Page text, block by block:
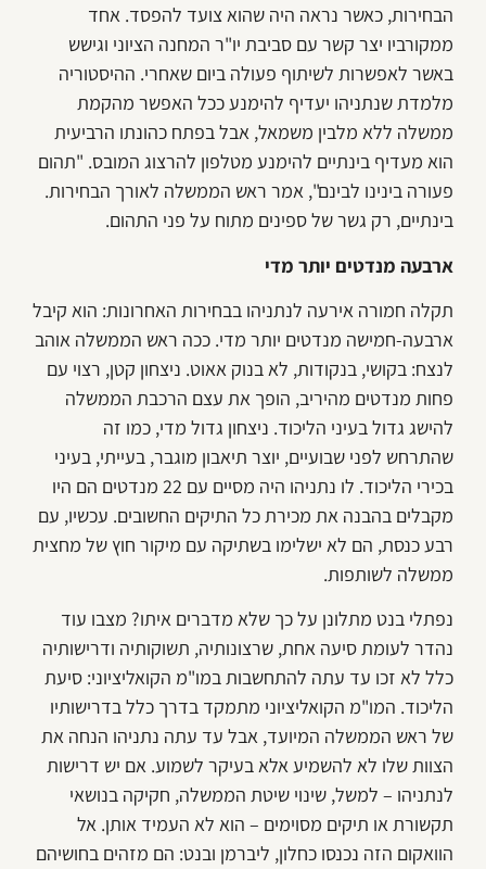
הבחירות, כאשר נראה היה שהוא צועד להפסד. אחד
ממקורביו יצר קשר עם סביבת יו"ר המחנה הציוני וגישש
באשר לאפשרות לשיתוף פעולה ביום שאחרי. ההיסטוריה
מלמדת שנתניהו יעדיף להימנע ככל האפשר מהקמת
ממשלה ללא מלבין משמאל, אבל בפתח כהונתו הרביעית
הוא מעדיף בינתיים להימנע מטלפון להרצוג המובס. "תהום
פעורה בינינו לבינם", אמר ראש הממשלה לאורך הבחירות.
בינתיים, רק גשר של ספינים מתוח על פני התהום.
ארבעה מנדטים יותר מדי
תקלה חמורה אירעה לנתניהו בבחירות האחרונות: הוא קיבל
ארבעה-חמישה מנדטים יותר מדי. ככה ראש הממשלה אוהב
לנצח: בקושי, בנקודות, לא בנוק אאוט. ניצחון קטן, רצוי עם
פחות מנדטים מהיריב, הופך את עצם הרכבת הממשלה
להישג גדול בעיני הליכוד. ניצחון גדול מדי, כמו זה
שהתרחש לפני שבועיים, יוצר תיאבון מוגבר, בעייתי, בעיני
בכירי הליכוד. לו נתניהו היה מסיים עם 22 מנדטים הם היו
מקבלים בהבנה את מכירת כל התיקים החשובים. עכשיו, עם
רבע כנסת, הם לא ישלימו בשתיקה עם מיקור חוץ של מחצית
ממשלה לשותפות.
נפתלי בנט מתלונן על כך שלא מדברים איתו? מצבו עוד
נהדר לעומת סיעה אחת, שרצונותיה, תשוקותיה ודרישותיה
כלל לא זכו עד עתה להתחשבות במו"מ הקואליציוני: סיעת
הליכוד. המו"מ הקואליציוני מתמקד בדרך כלל בדרישותיו
של ראש הממשלה המיועד, אבל עד עתה נתניהו הנחה את
הצוות שלו לא להשמיע אלא בעיקר לשמוע. אם יש דרישות
לנתניהו – למשל, שינוי שיטת הממשלה, חקיקה בנושאי
תקשורת או תיקים מסוימים – הוא לא העמיד אותן. אל
הוואקום הזה נכנסו כחלון, ליברמן ובנט: הם מזהים בחושיהם